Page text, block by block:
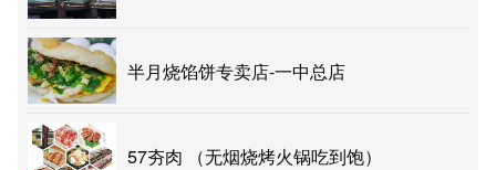
半月烧馅饼专卖店-一中总店
57夯肉 （无烟烧烤火锅吃到饱）